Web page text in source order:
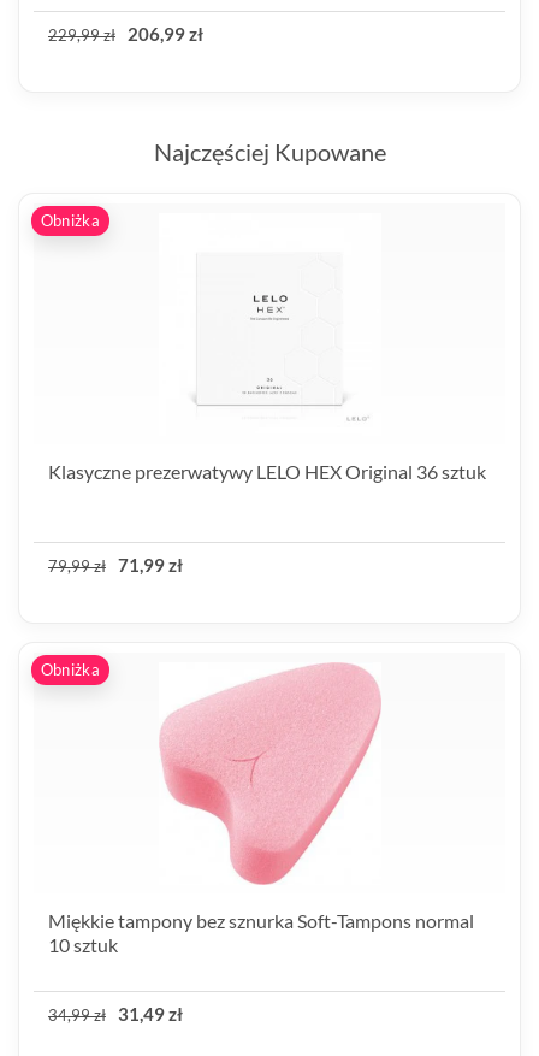
229,99 zł 206,99 zł
Najczęściej Kupowane
Obniżka
Klasyczne prezerwatywy LELO HEX Original 36 sztuk
79,99 zł 71,99 zł
Obniżka
Miękkie tampony bez sznurka Soft-Tampons normal
10 sztuk
34,99 zł 31,49 zł